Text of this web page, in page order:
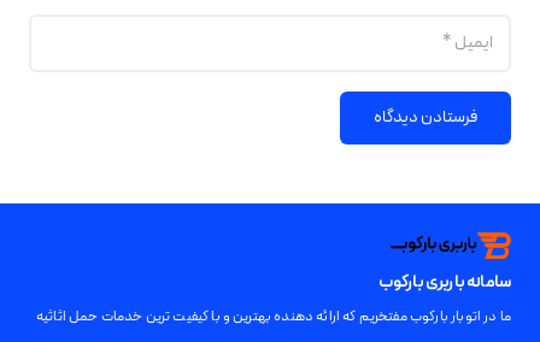
فرستادن دیدگاه
سامانه باربری بارکوب
ما در اتوبار بارکوب مفتخریم که ارائه دهنده بهترین و با کیفیت ترین خدمات حمل اثاثیه